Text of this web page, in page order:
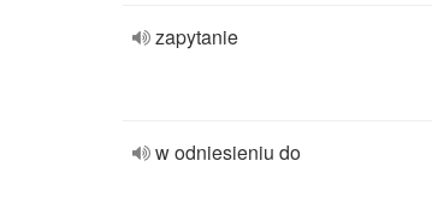
zapytanie
w odniesieniu do